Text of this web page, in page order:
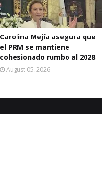
Carolina Mejía asegura que
el PRM se mantiene
cohesionado rumbo al 2028
August 05, 2026